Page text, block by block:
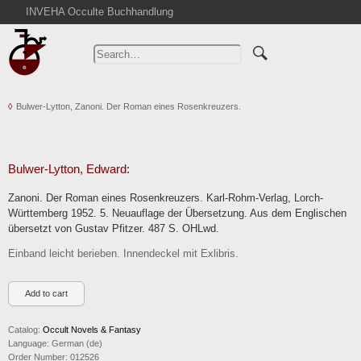
INVEHA Occulte Buchhandlung
Home
Advanced Search
Cart
Contact
Terms
Withdrawal
Privacy Policy
Imprint
Bulwer-Lytton, Zanoni. Der Roman eines Rosenkreuzers.
Bulwer-Lytton, Edward:
Zanoni. Der Roman eines Rosenkreuzers. Karl-Rohm-Verlag, Lorch-
Württemberg 1952. 5. Neuauflage der Übersetzung. Aus dem Englischen
übersetzt von Gustav Pfitzer. 487 S. OHLwd.
Einband leicht berieben. Innendeckel mit Exlibris.
Catalog: Occult Novels & Fantasy
Language: German (de)
Order Number: 012526